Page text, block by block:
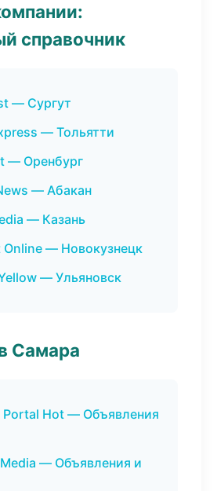
справочник
— Сургут
— Тольятти
— Оренбург
— Абакан
— Казань
— Новокузнецк
— Ульяновск
Самара
Portal Hot — Объявления
— Объявления и